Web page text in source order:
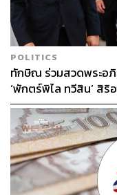
POLITICS
ทักษิณ ร่วมสวดพระอ
‘พักตร์พิไล ทวีสิน’ สิริ
หลากวงการร่วมอาลัย